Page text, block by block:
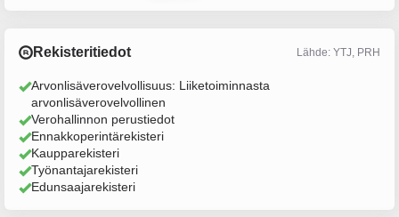
Rekisteritiedot Lähde: YTJ, PRH
Arvonlisäverovelvollisuus: Liiketoiminnasta
arvonlisäverovelvollinen
Verohallinnon perustiedot
Ennakkoperintärekisteri
Kaupparekisteri
Työnantajarekisteri
Edunsaajarekisteri